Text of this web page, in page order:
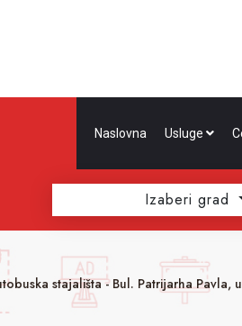
Naslovna Usluge
Izaberi grad
stajališta - Bul. Patrijarha Pavla,